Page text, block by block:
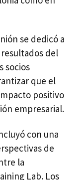
se dedicó a
del
socios
que el
positivo
empresarial.
con una
de
la
Lab. Los